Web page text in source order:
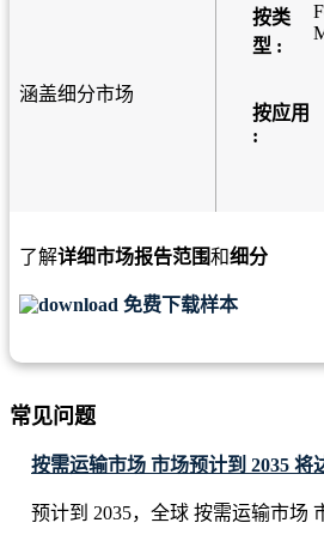
涵盖细分市场
按类
型 :
按应用
:
了解详细市场报告范围和细分
免费下载样本
常见问题
按需运输市场 市场预计到 2035 将
预计到 2035，全球 按需运输市场